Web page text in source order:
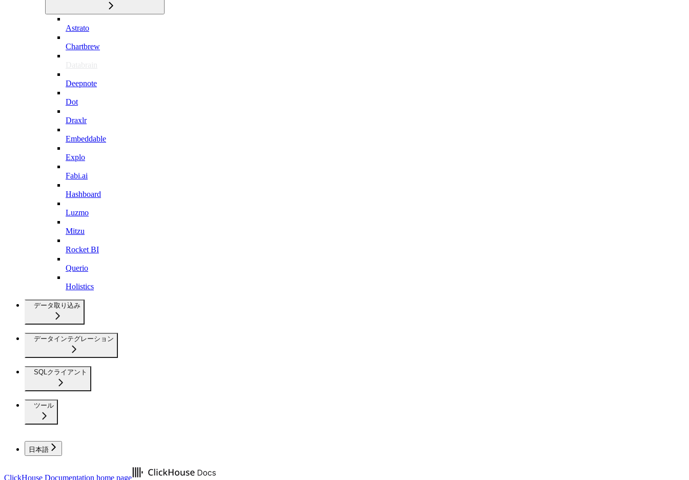
Astrato
Chartbrew
Databrain
Deepnote
Dot
Draxlr
Embeddable
Explo
Fabi.ai
Hashboard
Luzmo
Mitzu
Rocket BI
Querio
Holistics
データ取り込み
データインテグレーション
SQLクライアント
ツール
日本語
ClickHouse Documentation home page